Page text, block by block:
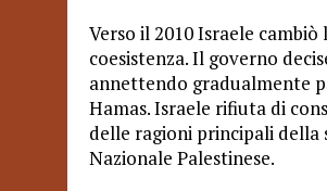
Verso il 2010 Israele
coesistenza. Il governo
annettendo gradualmente
Hamas. Israele rifiuta di
delle ragioni principali della
Nazionale Palestinese.